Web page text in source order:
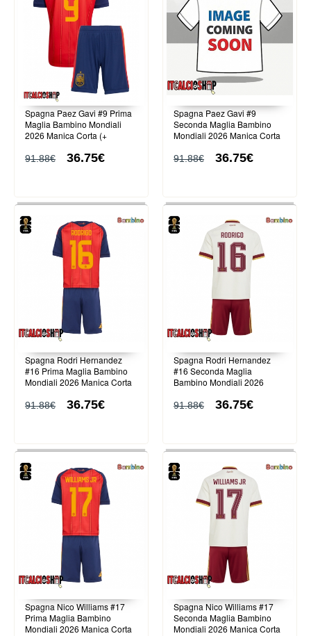
Spagna Paez Gavi #9 Prima
Maglia Bambino Mondiali
2026 Manica Corta (+
91.88€ 36.75€
Spagna Paez Gavi #9
Seconda Maglia Bambino
Mondiali 2026 Manica Corta
91.88€ 36.75€
Spagna Rodri Hernandez
#16 Prima Maglia Bambino
Mondiali 2026 Manica Corta
91.88€ 36.75€
Spagna Rodri Hernandez
#16 Seconda Maglia
Bambino Mondiali 2026
corti)
91.88€ 36.75€
Spagna Nico Williams #17
Prima Maglia Bambino
Mondiali 2026 Manica Corta
Spagna Nico Williams #17
Seconda Maglia Bambino
Mondiali 2026 Manica Corta